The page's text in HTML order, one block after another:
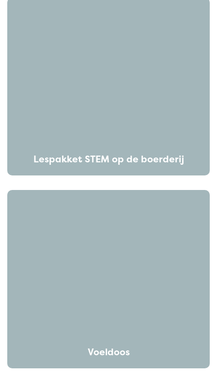
Lespakket STEM op de boerderij
Voeldoos